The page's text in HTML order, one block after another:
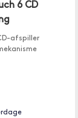
6 CD
afspiller